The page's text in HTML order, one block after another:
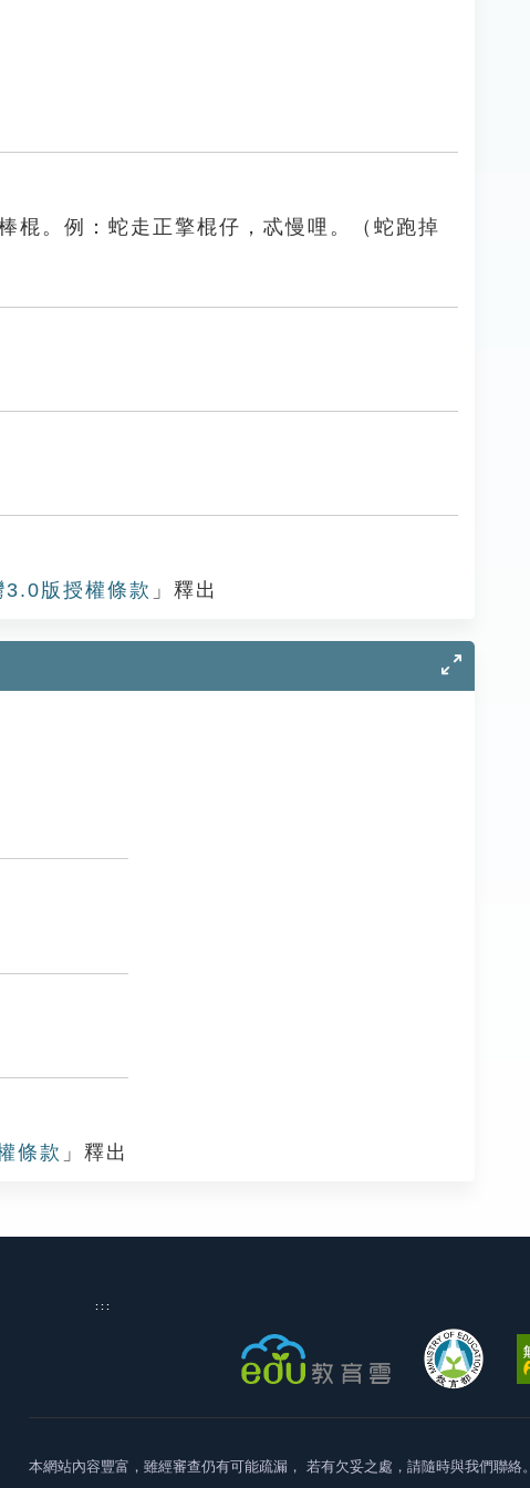
棍。例：蛇走正擎棍仔，忒慢哩。（蛇跑掉
版授權條款 」釋出
條款 」釋出
:::
本網站內容豐富，雖經審查仍有可能疏漏， 若有欠妥之處，請隨時與我們聯絡。